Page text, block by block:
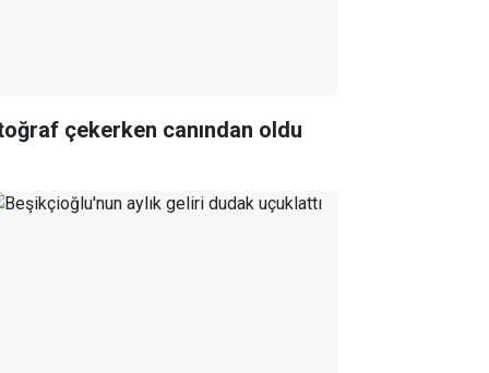
çekerken canından oldu